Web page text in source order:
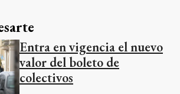
Entra en vigencia el nuevo
valor del boleto de
colectivos